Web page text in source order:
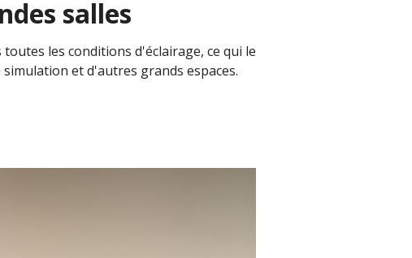
salles
les conditions d'éclairage, ce qui le
et d'autres grands espaces.